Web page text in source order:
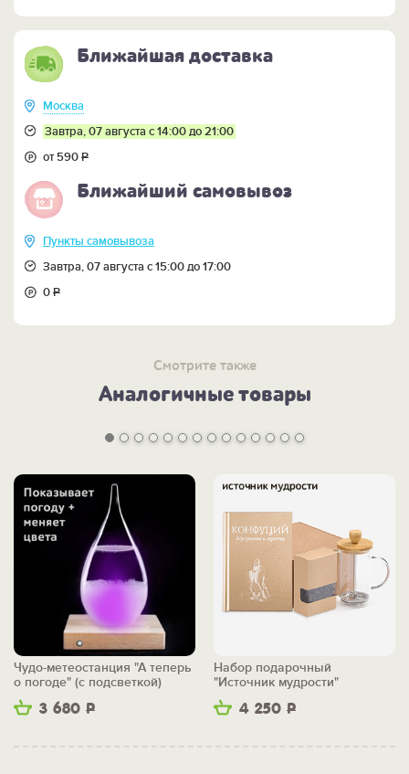
Ближайшая доставка
Москва
Завтра, 07 августа с 14:00 до 21:00
от 590Р
Ближайший самовывоз
Пункты самовывоза
Завтра, 07 августа с 15:00 до 17:00
0Р
Смотрите также
Аналогичные товары
3 680 Р
Чудо-метеостанция "А теперь
о погоде" (с подсветкой)
4 250 Р
Набор подарочный
"Источник мудрости"